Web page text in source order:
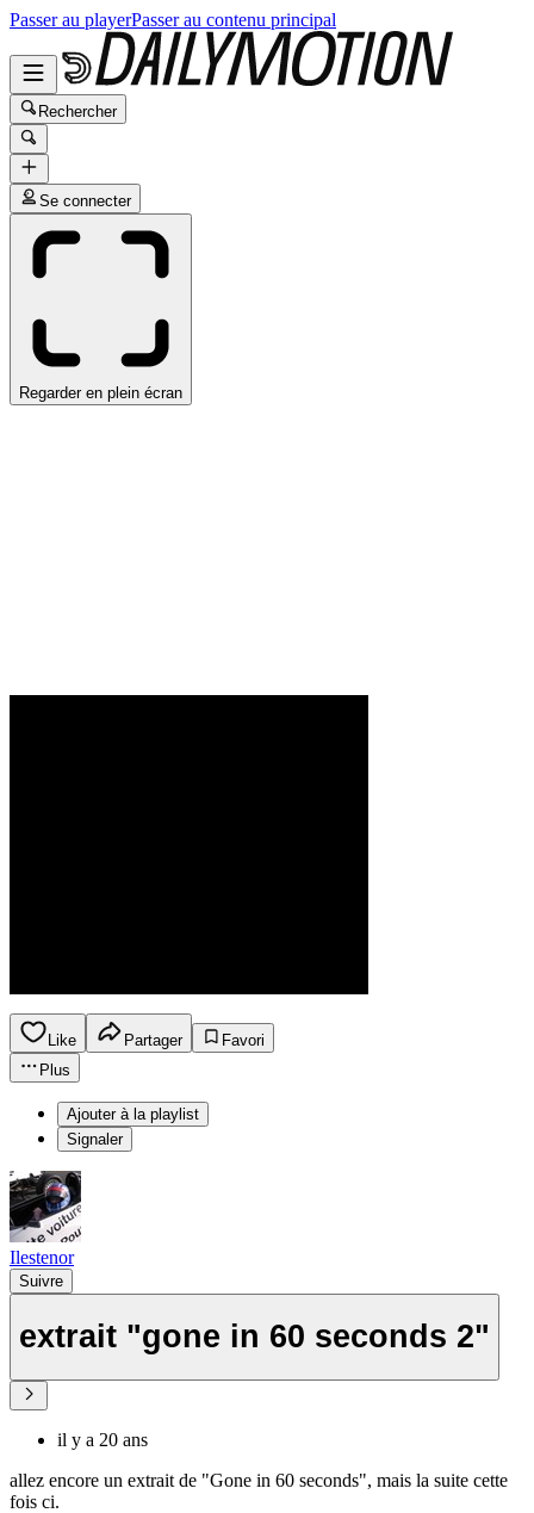
Passer au playerPasser au contenu principal
Rechercher
Se connecter
Regarder en plein écran
Like Partager
Favori
Plus
Ajouter à la playlist
Signaler
Ilestenor
Suivre
extrait "gone in 60 seconds 2"
il y a 20 ans
allez encore un extrait de "Gone in 60 seconds", mais la suite cette
fois ci.